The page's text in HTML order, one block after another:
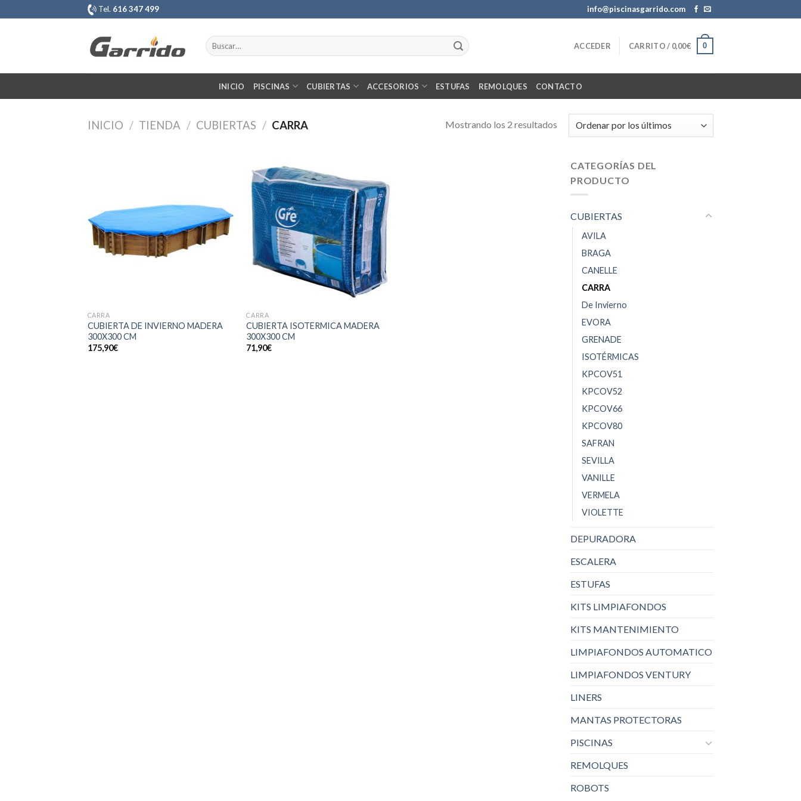
al
Tel. 616 347 499 info@piscinasgarrido.com
Buscar
por:
ACCEDER CARRITO / 0,00€ 0
INICIO PISCINAS CUBIERTAS ACCESORIOS ESTUFAS REMOLQUES CONTACTO
INICIO / TIENDA / CUBIERTAS / CARRA Mostrando los 2 resultados
CARRA
CUBIERTA DE INVIERNO MADERA
300X300 CM
175,90€
CARRA
CUBIERTA ISOTERMICA MADERA
300X300 CM
71,90€
CATEGORÍAS DEL
PRODUCTO
CUBIERTAS
AVILA
BRAGA
CANELLE
CARRA
De Invierno
EVORA
GRENADE
ISOTÉRMICAS
KPCOV51
KPCOV52
KPCOV66
KPCOV80
SAFRAN
SEVILLA
VANILLE
VERMELA
VIOLETTE
DEPURADORA
ESCALERA
ESTUFAS
KITS LIMPIAFONDOS
KITS MANTENIMIENTO
LIMPIAFONDOS AUTOMATICO
LIMPIAFONDOS VENTURY
LINERS
MANTAS PROTECTORAS
PISCINAS
REMOLQUES
ROBOTS